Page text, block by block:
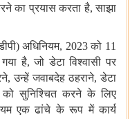
का प्रयास करता है, साझा
अधिनियम, 2023 को 11
है, जो डेटा विश्वासी पर
उन्हें जवाबदेह ठहराने, डेटा
को सुनिश्चित करने के लिए
एक ढांचे के रूप में कार्य